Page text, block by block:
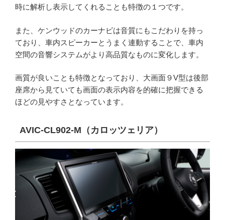
時に解析し表示してくれることも特徴の１つです。
また、ケンウッドのカーナビは音質にもこだわりを持っ
ており、車内スピーカーとうまく連動することで、車内
空間の音響システムがより高品質なものに変化します。
画質が良いことも特徴となっており、大画面９V型は後部
座席から見ていても画面の表示内容を的確に把握できる
ほどの見やすさとなっています。
AVIC-CL902-M（カロッツェリア）